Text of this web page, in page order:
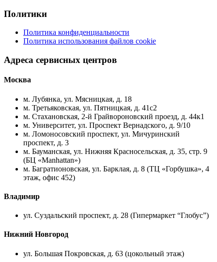
Политики
Политика конфиденциальности
Политика использования файлов cookie
Адреса сервисных центров
Москва
м. Лубянка, ул. Мясницкая, д. 18
м. Третьяковская, ул. Пятницкая, д. 41с2
м. Стахановская, 2-й Грайвороновский проезд, д. 44к1
м. Университет, ул. Проспект Вернадского, д. 9/10
м. Ломоносовский проспект, ул. Мичуринский
проспект, д. 3
м. Бауманская, ул. Нижняя Красносельская, д. 35, стр. 9
(БЦ «Manhattan»)
м. Багратионовская, ул. Барклая, д. 8 (ТЦ «Горбушка», 4
этаж, офис 452)
Владимир
ул. Суздальский проспект, д. 28 (Гипермаркет “Глобус”)
Нижний Новгород
ул. Большая Покровская, д. 63 (цокольный этаж)